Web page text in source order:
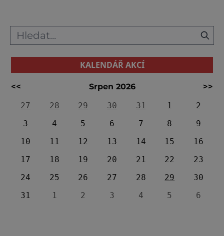
klid a ráj pod vodou i na souši. Velkou
KALENDÁŘ AKCÍ
<< Srpen 2026
>>
27
28 29 30 31 1
2
3
4 5 6 7 8
9
10
11 12 13 14 15
16
17
18 19 20 21 22
23
24
25 26 27 28 29
30
31
1 2 3 4 5 6